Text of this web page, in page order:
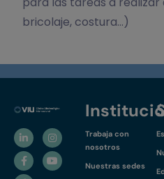
bricolaje, costura…)
Trabaja con
nosotros
Nuestras sedes